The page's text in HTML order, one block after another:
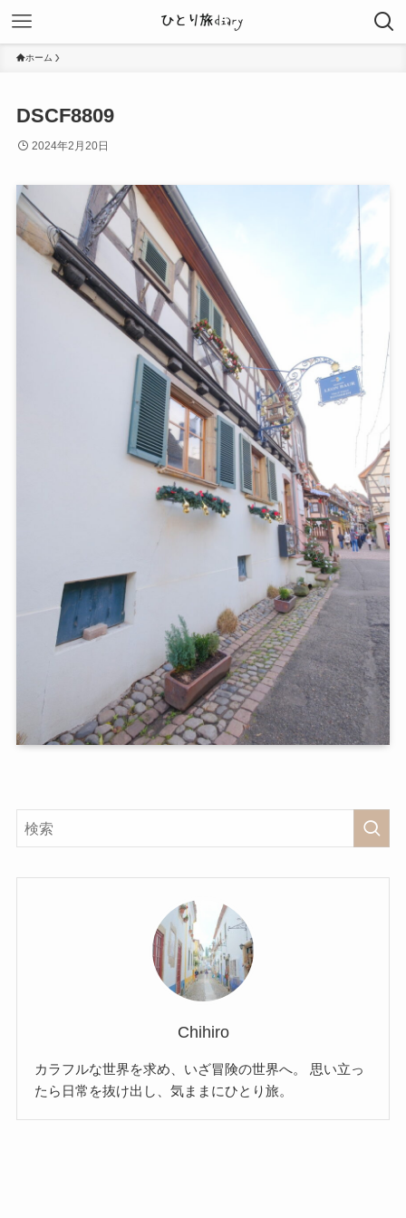
ホーム
DSCF8809
2024年2月20日
Chihiro
カラフルな世界を求め、いざ冒険の世界へ。 思い立っ
たら日常を抜け出し、気ままにひとり旅。